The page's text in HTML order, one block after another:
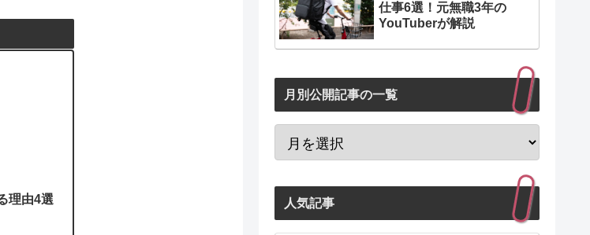
理由4選
仕事6選！元無職3年の
YouTuberが解説
月別公開記事の一覧
人気記事